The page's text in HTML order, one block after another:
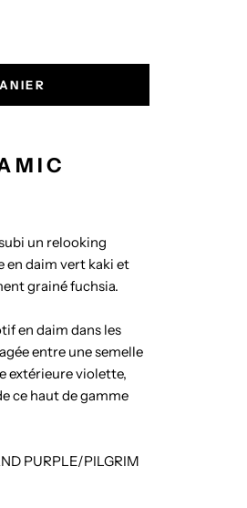
un relooking
en daim vert kaki et
grainé fuchsia.
en daim dans les
entre une semelle
extérieure violette,
ce haut de gamme
PURPLE/PILGRIM